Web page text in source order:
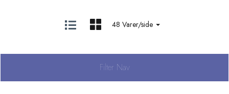
48 Varer/side
Filter Nav